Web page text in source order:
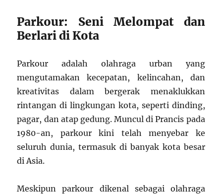
Parkour: Seni Melompat dan
Berlari di Kota
Parkour adalah olahraga urban yang
mengutamakan kecepatan, kelincahan, dan
kreativitas dalam bergerak menaklukkan
rintangan di lingkungan kota, seperti dinding,
pagar, dan atap gedung. Muncul di Prancis pada
1980-an, parkour kini telah menyebar ke
seluruh dunia, termasuk di banyak kota besar
di Asia.
Meskipun parkour dikenal sebagai olahraga